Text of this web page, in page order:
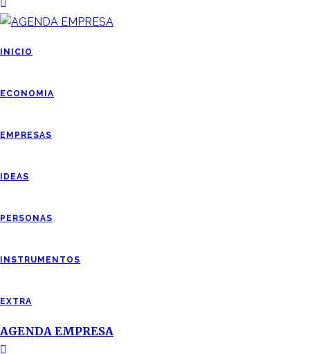
INICIO
ECONOMIA
EMPRESAS
IDEAS
PERSONAS
INSTRUMENTOS
EXTRA
AGENDA EMPRESA